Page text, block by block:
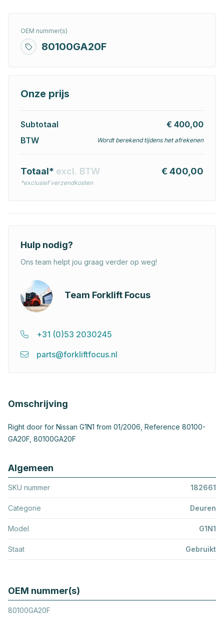
OEM nummer(s)
80100GA20F
Onze prijs
Subtotaal
€ 400,00
BTW
Wordt berekend tijdens het afrekenen
Totaal* excl. BTW
*exclusief verzendkosten
€ 400,00
Hulp nodig?
Ons team helpt jou graag verder op weg!
Team Forklift Focus
+31 (0)53 2030245
parts@forkliftfocus.nl
Omschrijving
Right door for Nissan G1N1 from 01/2006, Reference 80100-
GA20F, 80100GA20F
Algemeen
SKU nummer 182661
Categorie Deuren
Model G1N1
Staat Gebruikt
OEM nummer(s)
80100GA20F